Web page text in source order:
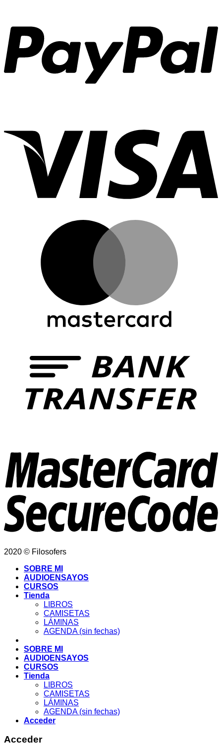
2020 © Filosofers
SOBRE MI
AUDIOENSAYOS
CURSOS
Tienda
LIBROS
CAMISETAS
LÁMINAS
AGENDA (sin fechas)
SOBRE MI
AUDIOENSAYOS
CURSOS
Tienda
LIBROS
CAMISETAS
LÁMINAS
AGENDA (sin fechas)
Acceder
Acceder